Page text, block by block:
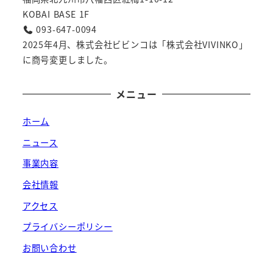
KOBAI BASE 1F
093-647-0094
2025年4月、株式会社ビビンコは「株式会社VIVINKO」
に商号変更しました。
メニュー
ホーム
ニュース
事業内容
会社情報
アクセス
プライバシーポリシー
お問い合わせ